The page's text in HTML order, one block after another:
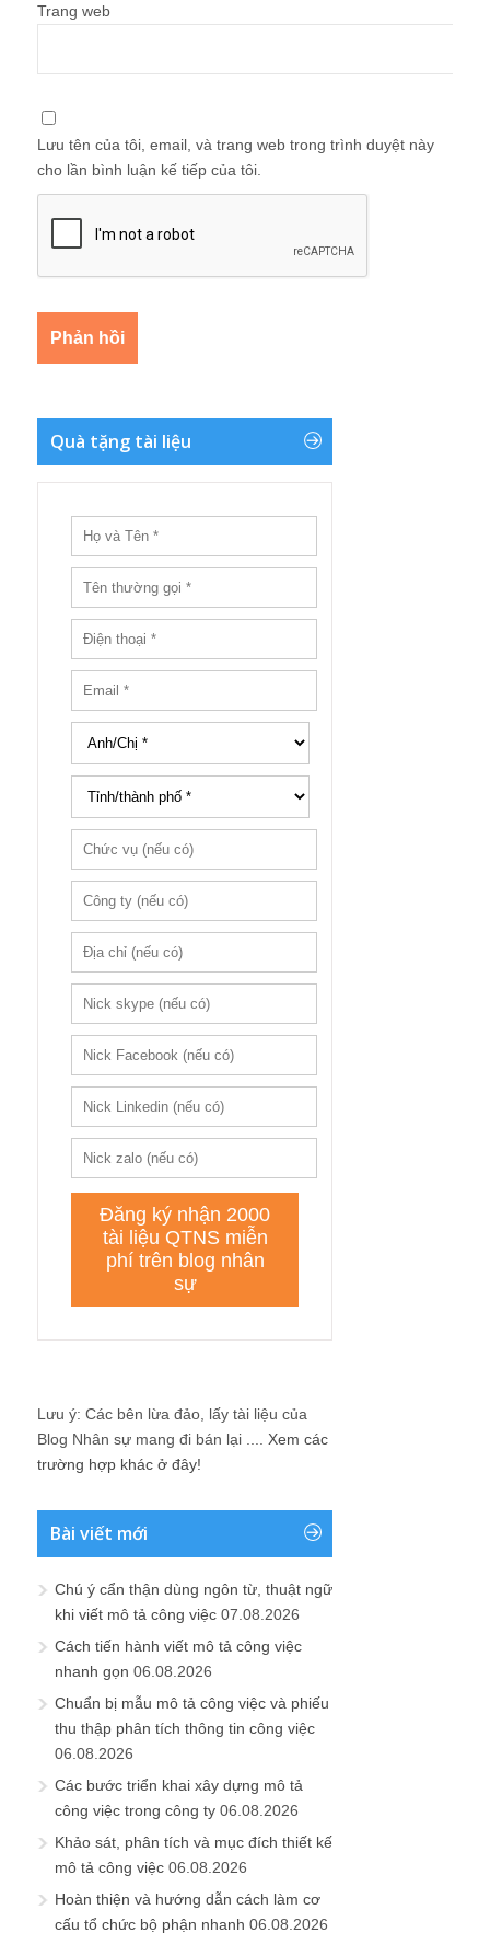
Trang web
Lưu tên của tôi, email, và trang web trong trình duyệt này
cho lần bình luận kế tiếp của tôi.
Quà tặng tài liệu
Lưu ý: Các bên lừa đảo, lấy tài liệu của
Blog Nhân sự mang đi bán lại .... Xem các
trường hợp khác ở đây!
Bài viết mới
Chú ý cẩn thận dùng ngôn từ, thuật ngữ
khi viết mô tả công việc 07.08.2026
Cách tiến hành viết mô tả công việc
nhanh gọn 06.08.2026
Chuẩn bị mẫu mô tả công việc và phiếu
thu thập phân tích thông tin công việc
06.08.2026
Các bước triển khai xây dựng mô tả
công việc trong công ty 06.08.2026
Khảo sát, phân tích và mục đích thiết kế
mô tả công việc 06.08.2026
Hoàn thiện và hướng dẫn cách làm cơ
cấu tổ chức bộ phận nhanh 06.08.2026